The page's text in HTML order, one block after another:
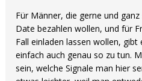
Für Männer, die gerne und
Date bezahlen wollen, und für
Fall einladen lassen wollen, gibt
einfach auch genau so zu tun.
sein, welche Signale man hier